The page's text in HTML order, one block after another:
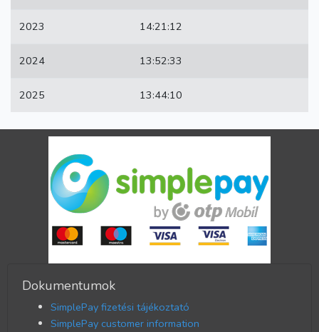
2023 14:21:12
2024 13:52:33
2025 13:44:10
Dokumentumok
SimplePay fizetési tájékoztató
SimplePay customer information